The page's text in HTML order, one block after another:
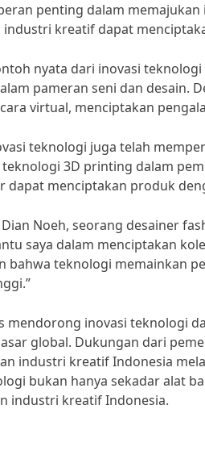
penting dalam
industri kreatif dapat
nyata dari inovasi
pameran seni dan desain.
virtual, menciptakan
teknologi juga telah
3D printing dalam
dapat menciptakan produk
Noeh, seorang desainer
saya dalam menciptakan
bahwa teknologi memainkan
mendorong inovasi teknologi
global. Dukungan dari
industri kreatif Indonesia
bukan hanya sekadar alat
industri kreatif Indonesia.